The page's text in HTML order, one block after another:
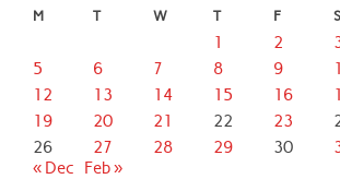
M T W T F S
1 2
5
6 7 8 9
12
13 14 15 16
19
20 21 22 23
26
27 28 29 30
« Dec
Feb »